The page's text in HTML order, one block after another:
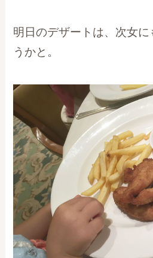
明日のデザートは、次女に
うかと。